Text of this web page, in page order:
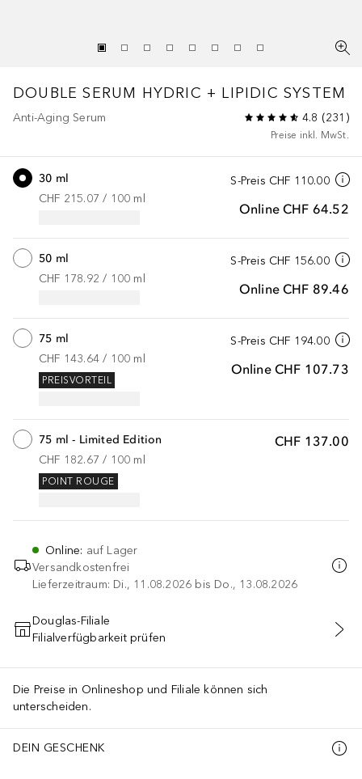
DOUBLE SERUM HYDRIC + LIPIDIC SYSTEM
Anti-Aging Serum 4.8 (231 )
Preise inkl. MwSt.
S-Preis CHF 110.00
Online CHF 64.52
30 ml
CHF 215.07 / 100 ml
S-Preis CHF 156.00
Online CHF 89.46
50 ml
CHF 178.92 / 100 ml
S-Preis CHF 194.00
Online CHF 107.73
75 ml
CHF 143.64 / 100 ml
PREISVORTEIL
CHF 137.00
75 ml - Limited Edition
CHF 182.67 / 100 ml
POINT ROUGE
Online: auf Lager
Versandkostenfrei
Lieferzeitraum: Di., 11.08.2026 bis Do., 13.08.2026
IN DEN WARENKORB
Douglas-Filiale
Filialverfügbarkeit prüfen
Die Preise in Onlineshop und Filiale können sich
unterscheiden.
DEIN GESCHENK